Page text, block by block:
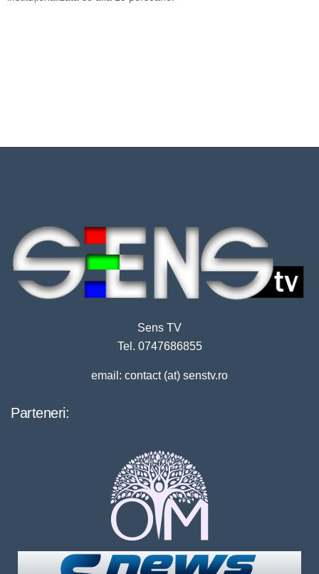
Sens TV
Tel. 0747686855
email: contact (at) senstv.ro
Parteneri: